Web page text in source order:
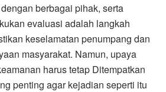
berbagai pihak, serta
evaluasi adalah langkah
keselamatan penumpang dan
masyarakat. Namun, upaya
harus tetap Ditempatkan
penting agar kejadian seperti itu